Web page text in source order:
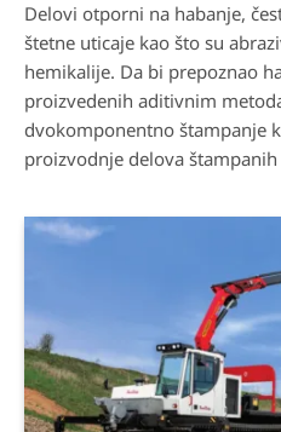
Delovi otporni na habanje,
štetne uticaje kao što su
hemikalije. Da bi prepoznao
proizvedenih aditivnim
dvokomponentno štampanje
proizvodnje delova štampanih